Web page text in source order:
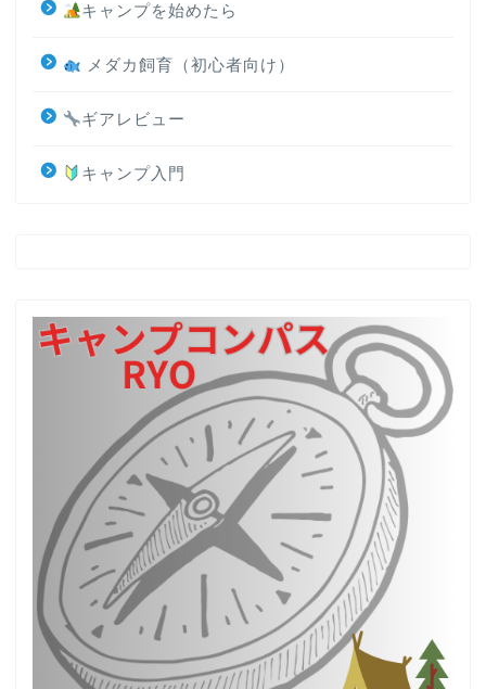
キャンプを始めたら
メダカ飼育（初心者向け）
ギアレビュー
キャンプ入門